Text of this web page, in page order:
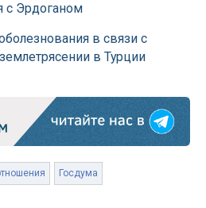
с Эрдоганом
в связи с
в Турции
Госдума